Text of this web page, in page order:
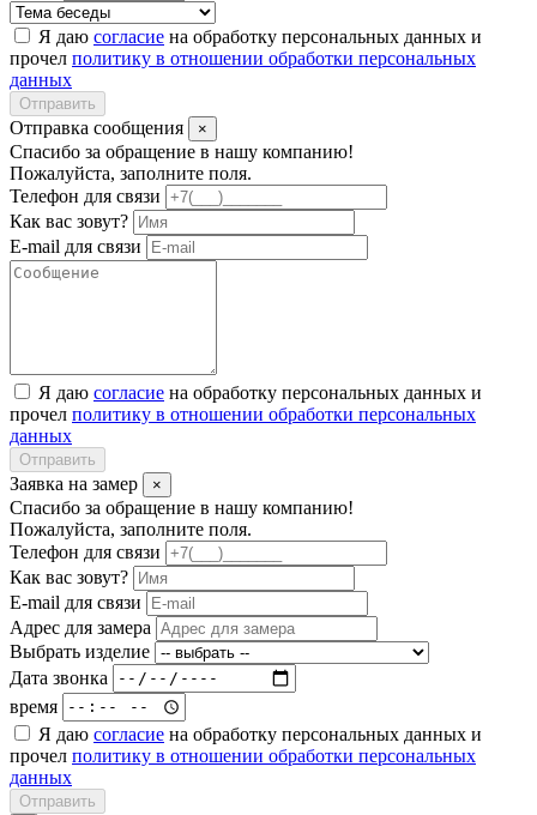
Я даю согласие на обработку персональных данных и
прочел политику в отношении обработки персональных
данных
Отправить
Отправка сообщения ×
Спасибо за обращение в нашу компанию!
Пожалуйста, заполните поля.
Телефон для связи
Как вас зовут?
E-mail для связи
Я даю согласие на обработку персональных данных и
прочел политику в отношении обработки персональных
данных
Отправить
Заявка на замер ×
Спасибо за обращение в нашу компанию!
Пожалуйста, заполните поля.
Телефон для связи
Как вас зовут?
E-mail для связи
Адрес для замера
Выбрать изделие
Дата звонка
время
Я даю согласие на обработку персональных данных и
прочел политику в отношении обработки персональных
данных
Отправить